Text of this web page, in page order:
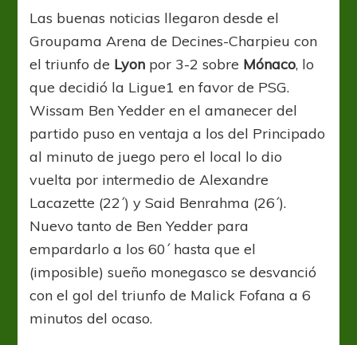
Las buenas noticias llegaron desde el
Groupama Arena de Decines-Charpieu con
el triunfo de Lyon por 3-2 sobre Mónaco, lo
que decidió la Ligue1 en favor de PSG.
Wissam Ben Yedder en el amanecer del
partido puso en ventaja a los del Principado
al minuto de juego pero el local lo dio
vuelta por intermedio de Alexandre
Lacazette (22´) y Said Benrahma (26´).
Nuevo tanto de Ben Yedder para
empardarlo a los 60´ hasta que el
(imposible) sueño monegasco se desvanció
con el gol del triunfo de Malick Fofana a 6
minutos del ocaso.